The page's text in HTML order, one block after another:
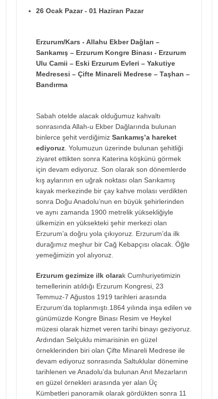
26 Ocak Pazar - 01 Haziran Pazar
Erzurum/Kars - Allahu Ekber Dağları –
Sarıkamış – Erzurum Kongre Binası - Erzurum
Ulu Camii – Eski Erzurum Evleri – Yakutiye
Medresesi – Çifte Minareli Medrese – Taşhan –
Bandırma
Sabah otelde alacak olduğumuz kahvaltı
sonrasında Allah-u Ekber Dağlarında bulunan
binlerce şehit verdiğimiz Sarıkamış’a hareket
ediyoruz . Yolumuzun üzerinde bulunan şehitliği
ziyaret ettikten sonra Katerina köşkünü görmek
için devam ediyoruz. Son olarak son dönemlerde
kış aylarının en uğrak noktası olan Sarıkamış
kayak merkezinde bir çay kahve molası verdikten
sonra Doğu Anadolu’nun en büyük şehirlerinden
ve aynı zamanda 1900 metrelik yüksekliğiyle
ülkemizin en yüksekteki şehir merkezi olan
Erzurum’a doğru yola çıkıyoruz. Erzurum’da ilk
durağımız meşhur bir Cağ Kebapçısı olacak. Öğle
yemeğimizin yol alıyoruz.
Erzurum gezimize ilk olarak Cumhuriyetimizin
temellerinin atıldığı Erzurum Kongresi, 23
Temmuz-7 Ağustos 1919 tarihleri arasında
Erzurum’da toplanmıştı.1864 yılında inşa edilen ve
günümüzde Kongre Binası Resim ve Heykel
müzesi olarak hizmet veren tarihi binayı geziyoruz.
Ardından Selçuklu mimarisinin en güzel
örneklerinden biri olan Çifte Minareli Medrese ile
devam ediyoruz sonrasında Saltuklular dönemine
tarihlenen ve Anadolu’da bulunan Anıt Mezarların
en güzel örnekleri arasında yer alan Üç
Kümbetleri panoramik olarak gördükten sonra 11